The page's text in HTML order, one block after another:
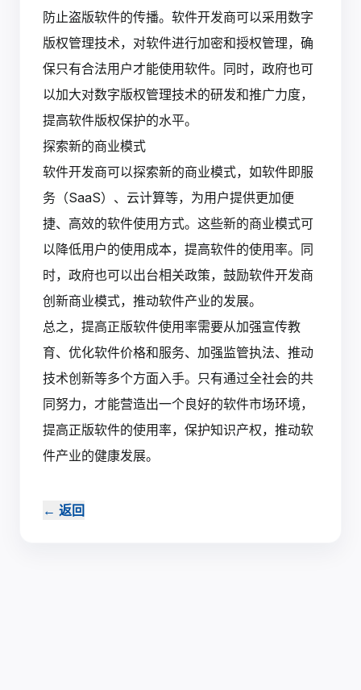
防止盗版软件的传播。软件开发商可以采用数字
版权管理技术，对软件进行加密和授权管理，确
保只有合法用户才能使用软件。同时，政府也可
以加大对数字版权管理技术的研发和推广力度，
提高软件版权保护的水平。
探索新的商业模式
软件开发商可以探索新的商业模式，如软件即服
务（SaaS）、云计算等，为用户提供更加便
捷、高效的软件使用方式。这些新的商业模式可
以降低用户的使用成本，提高软件的使用率。同
时，政府也可以出台相关政策，鼓励软件开发商
创新商业模式，推动软件产业的发展。
总之，提高正版软件使用率需要从加强宣传教
育、优化软件价格和服务、加强监管执法、推动
技术创新等多个方面入手。只有通过全社会的共
同努力，才能营造出一个良好的软件市场环境，
提高正版软件的使用率，保护知识产权，推动软
件产业的健康发展。
← 返回